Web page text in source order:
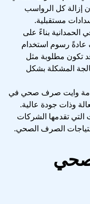
إزالة كل الرواسب
مستقبلية.
بناءً على
عادةً رسوم استخدام
تكون مطلوبة مثل
المشكلة بشكل
خدمة وايت صرف صحي في
وذات جودة عالية.
التي تقدمها الشركات
الصرف الصحي.